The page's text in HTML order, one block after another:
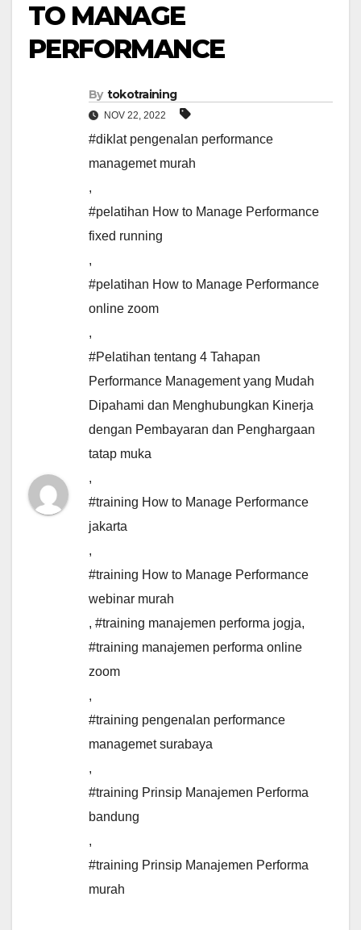
TO MANAGE
PERFORMANCE
By tokotraining
NOV 22, 2022
#diklat pengenalan performance
managemet murah
,
#pelatihan How to Manage Performance
fixed running
,
#pelatihan How to Manage Performance
online zoom
,
#Pelatihan tentang 4 Tahapan
Performance Management yang Mudah
Dipahami dan Menghubungkan Kinerja
dengan Pembayaran dan Penghargaan
tatap muka
,
#training How to Manage Performance
jakarta
,
#training How to Manage Performance
webinar murah
, #training manajemen performa jogja,
#training manajemen performa online
zoom
,
#training pengenalan performance
managemet surabaya
,
#training Prinsip Manajemen Performa
bandung
,
#training Prinsip Manajemen Performa
murah